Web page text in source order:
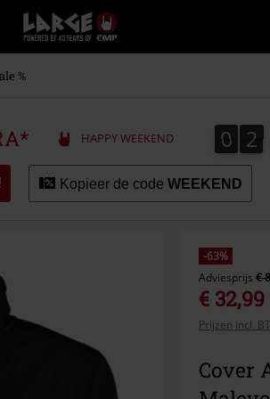
Large
–
Muziek-,
+
kleding
%
HAPPY WEEKEND 0
0 2
2
Kopieer de code WEEKEND
-63%
Adviesprijs €
€ 32,99
Prijzen incl.
Cover